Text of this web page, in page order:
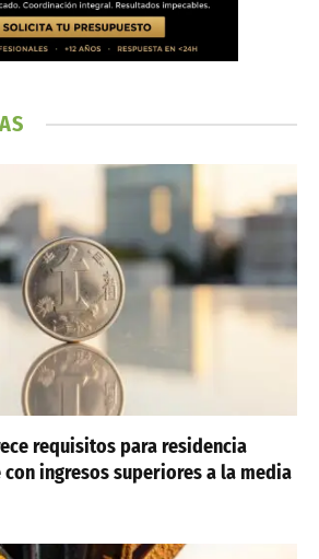
requisitos para residencia
ingresos superiores a la media